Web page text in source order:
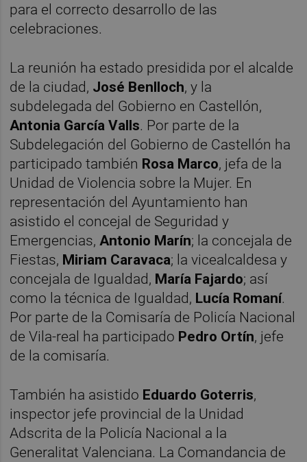
para el correcto desarrollo de las
celebraciones.
La reunión ha estado presidida por el alcalde
de la ciudad, José Benlloch, y la
subdelegada del Gobierno en Castellón,
Antonia García Valls. Por parte de la
Subdelegación del Gobierno de Castellón ha
participado también Rosa Marco, jefa de la
Unidad de Violencia sobre la Mujer. En
representación del Ayuntamiento han
asistido el concejal de Seguridad y
Emergencias,Antonio Marín; la concejala de
Fiestas, Miriam Caravaca; la vicealcaldesa y
concejala de Igualdad, María Fajardo; así
como la técnica de Igualdad, Lucía Romaní.
Por parte de la Comisaría de Policía Nacional
de Vila-real ha participado Pedro Ortín, jefe
de la comisaría.
También ha asistido Eduardo Goterris,
inspector jefe provincial de la Unidad
Adscrita de la Policía Nacional a la
Generalitat Valenciana. La Comandancia de